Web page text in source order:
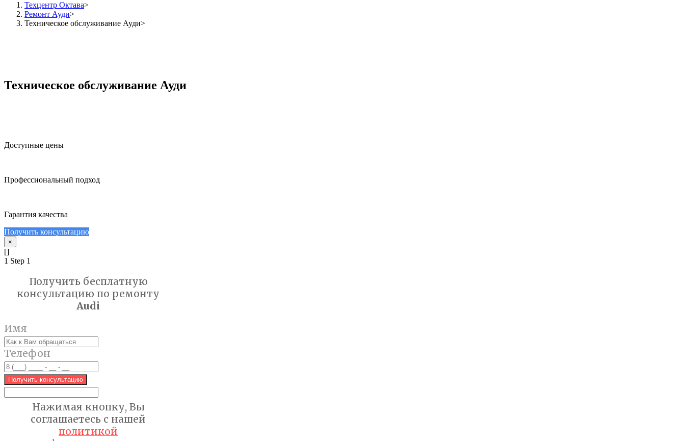
Техцентр Октава
Ремонт Ауди
Техническое обслуживание Ауди
Техническое обслуживание Ауди
Доступные цены
Профессиональный подход
Гарантия качества
Получить консультацию
×
[]
1 Step 1
Получить бесплатную
консультацию по ремонту
Audi
Имя
Телефон
Получить консультацию
Нажимая кнопку, Вы
соглашаетесь с нашей
политикой